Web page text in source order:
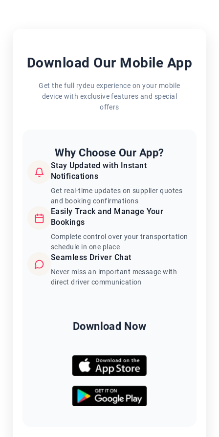
Download Our Mobile App
Get the full rydeu experience on your mobile
device with exclusive features and special
offers
Why Choose Our App?
Stay Updated with Instant
Notifications
Get real-time updates on supplier quotes
and booking confirmations
Easily Track and Manage Your
Bookings
Complete control over your transportation
schedule in one place
Seamless Driver Chat
Never miss an important message with
direct driver communication
Download Now